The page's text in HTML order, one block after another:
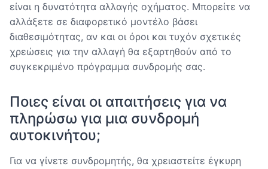
είναι η δυνατότητα αλλαγής οχήματος. Μπορείτε να
αλλάξετε σε διαφορετικό μοντέλο βάσει
διαθεσιμότητας, αν και οι όροι και τυχόν σχετικές
χρεώσεις για την αλλαγή θα εξαρτηθούν από το
συγκεκριμένο πρόγραμμα συνδρομής σας.
Ποιες είναι οι απαιτήσεις για να
πληρώσω για μια συνδρομή
αυτοκινήτου;
Για να γίνετε συνδρομητής, θα χρειαστείτε έγκυρη